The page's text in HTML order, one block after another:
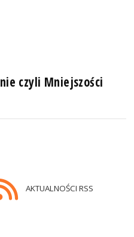
czyli Mniejszości
AKTUALNOŚCI RSS